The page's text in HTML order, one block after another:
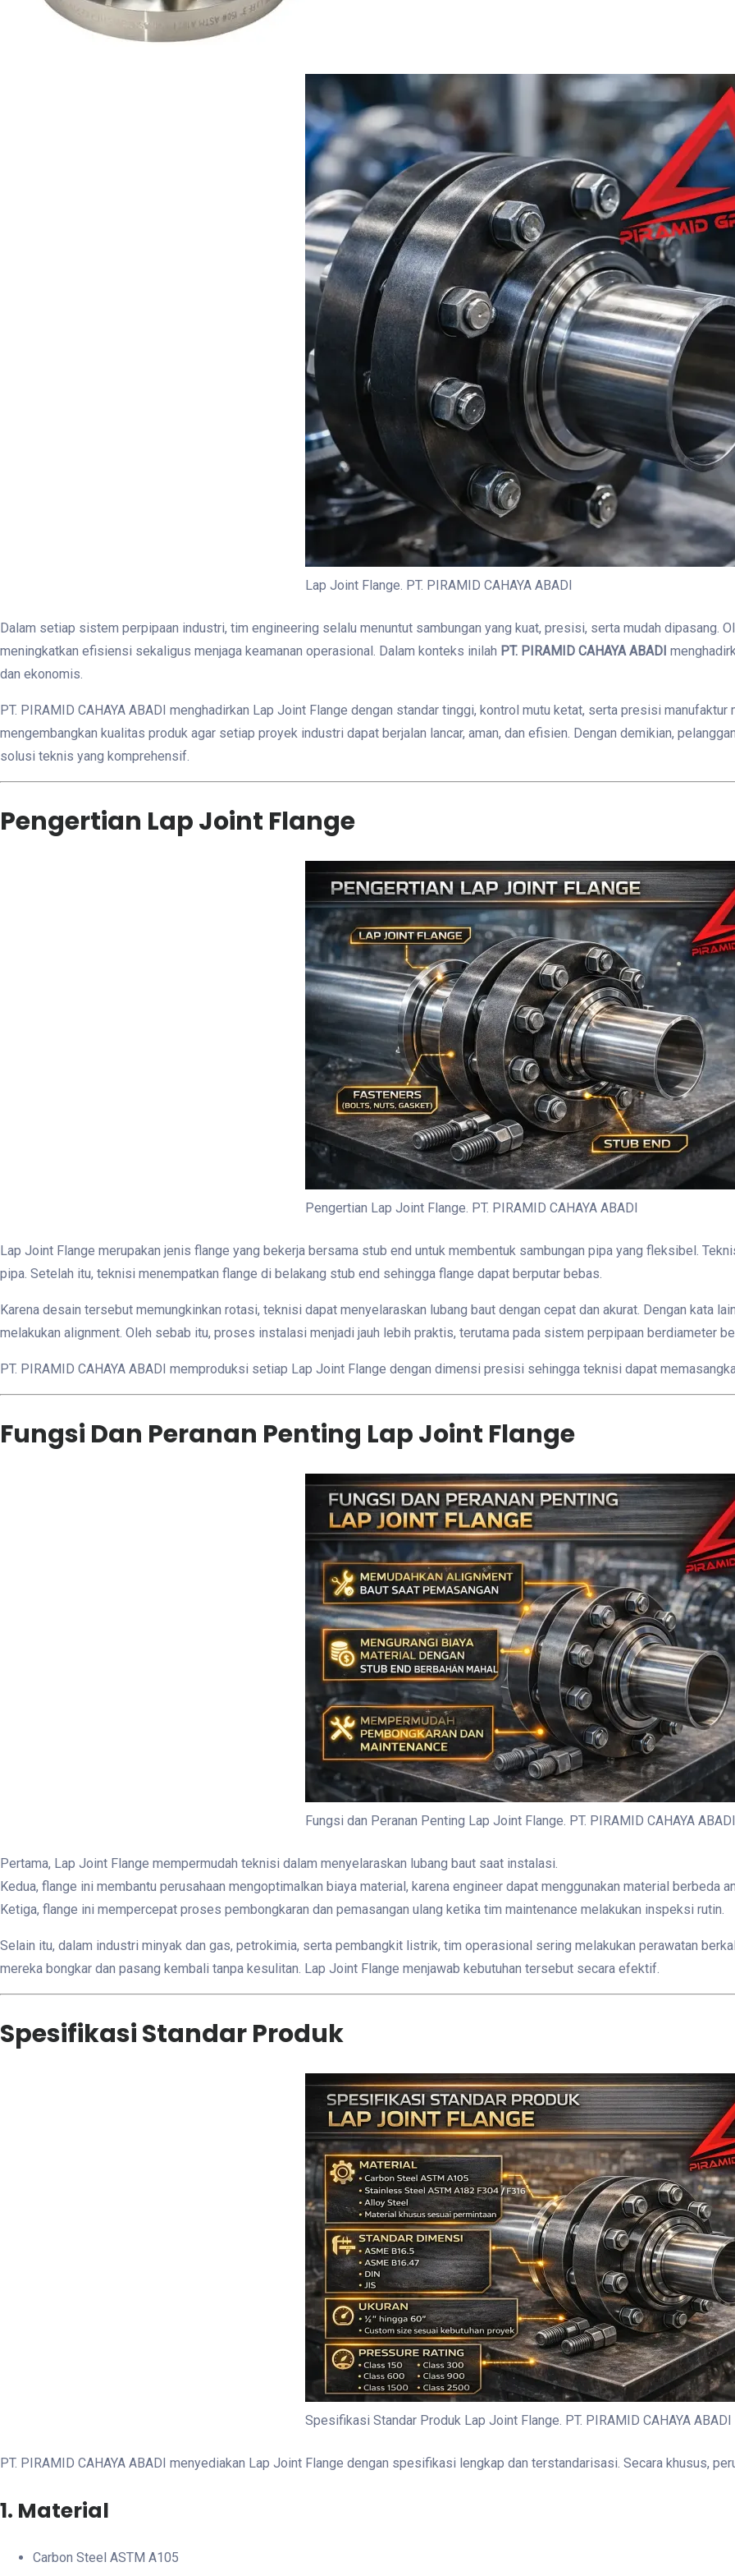
Lap Joint Flange. PT. PIRAMID CAHAYA ABADI
Dalam setiap sistem perpipaan industri, tim engineering selalu menuntut sambungan yang kuat, presisi, serta mudah dipasang.
meningkatkan efisiensi sekaligus menjaga keamanan operasional. Dalam konteks inilah PT. PIRAMID CAHAYA ABADI
dan ekonomis.
PT. PIRAMID CAHAYA ABADI menghadirkan Lap Joint Flange dengan standar tinggi, kontrol mutu ketat, serta presisi
mengembangkan kualitas produk agar setiap proyek industri dapat berjalan lancar, aman, dan efisien. Dengan demikian,
solusi teknis yang komprehensif.
Pengertian Lap Joint Flange
Pengertian Lap Joint Flange. PT. PIRAMID CAHAYA ABADI
Lap Joint Flange merupakan jenis flange yang bekerja bersama stub end untuk membentuk sambungan pipa yang fleksibel.
pipa. Setelah itu, teknisi menempatkan flange di belakang stub end sehingga flange dapat berputar bebas.
Karena desain tersebut memungkinkan rotasi, teknisi dapat menyelaraskan lubang baut dengan cepat dan akurat. Dengan kata
melakukan alignment. Oleh sebab itu, proses instalasi menjadi jauh lebih praktis, terutama pada sistem perpipaan berdiameter
PT. PIRAMID CAHAYA ABADI memproduksi setiap Lap Joint Flange dengan dimensi presisi sehingga teknisi dapat
Fungsi Dan Peranan Penting Lap Joint Flange
Fungsi dan Peranan Penting Lap Joint Flange. PT. PIRAMID CAHAYA ABADI
Pertama, Lap Joint Flange mempermudah teknisi dalam menyelaraskan lubang baut saat instalasi.
Kedua, flange ini membantu perusahaan mengoptimalkan biaya material, karena engineer dapat menggunakan material berbeda
Ketiga, flange ini mempercepat proses pembongkaran dan pemasangan ulang ketika tim maintenance melakukan inspeksi rutin.
Selain itu, dalam industri minyak dan gas, petrokimia, serta pembangkit listrik, tim operasional sering melakukan perawatan
mereka bongkar dan pasang kembali tanpa kesulitan. Lap Joint Flange menjawab kebutuhan tersebut secara efektif.
Spesifikasi Standar Produk
Spesifikasi Standar Produk Lap Joint Flange. PT. PIRAMID CAHAYA ABADI
PT. PIRAMID CAHAYA ABADI menyediakan Lap Joint Flange dengan spesifikasi lengkap dan terstandarisasi. Secara khusus,
1. Material
Carbon Steel ASTM A105